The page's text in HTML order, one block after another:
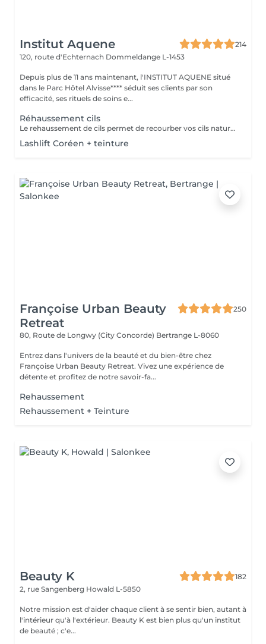
Institut Aquene
214
120, route d'Echternach Dommeldange L-1453
Depuis plus de 11 ans maintenant, l'INSTITUT AQUENE situé
dans le Parc Hôtel Alvisse**** séduit ses clients par son
efficacité, ses rituels de soins e...
Réhaussement cils
Le rehaussement de cils permet de recourber vos cils naturels afin de souligner le regard. dans cette prestation une teinture cils (pour foncer vos cils) ainsi qu'un soin à la kératine (pour renourrir en profondeur, car le rehaussement assèche un peu le cil). Grâce à cette prestation vous aurez déjà bonne mine au réveil!!
Lashlift Coréen + teinture
Françoise Urban Beauty
Retreat
250
80, Route de Longwy (City Concorde) Bertrange L-8060
Entrez dans l'univers de la beauté et du bien-être chez
Françoise Urban Beauty Retreat. Vivez une expérience de
détente et profitez de notre savoir-fa...
Rehaussement
Rehaussement + Teinture
Beauty K
182
2, rue Sangenberg Howald L-5850
Notre mission est d'aider chaque client à se sentir bien, autant à
l'intérieur qu'à l'extérieur. Beauty K est bien plus qu'un institut
de beauté ; c'e...